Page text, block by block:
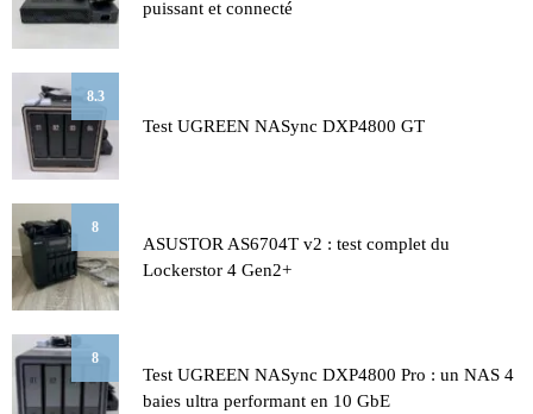
puissant et connecté
8.3
Test UGREEN NASync DXP4800 GT
8
ASUSTOR AS6704T v2 : test complet du
Lockerstor 4 Gen2+
8
Test UGREEN NASync DXP4800 Pro : un NAS 4
baies ultra performant en 10 GbE